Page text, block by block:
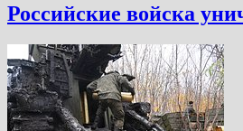
Российские войска